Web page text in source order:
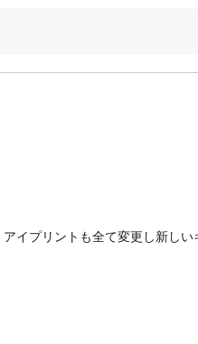
イプリントも全て変更し新しい